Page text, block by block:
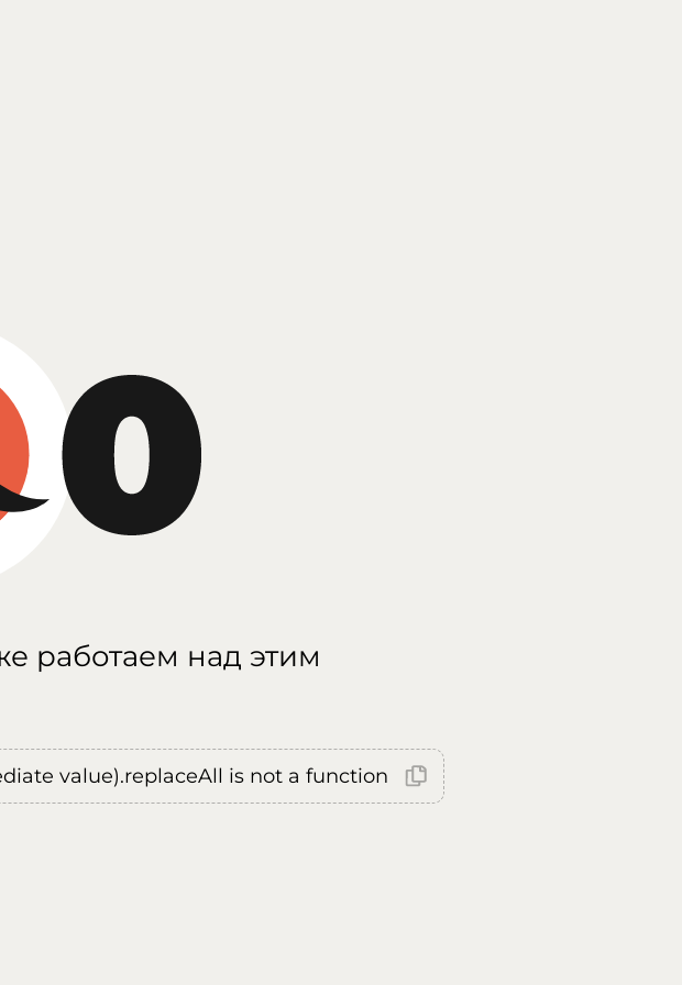
работаем над этим
value).replaceAll is not a function